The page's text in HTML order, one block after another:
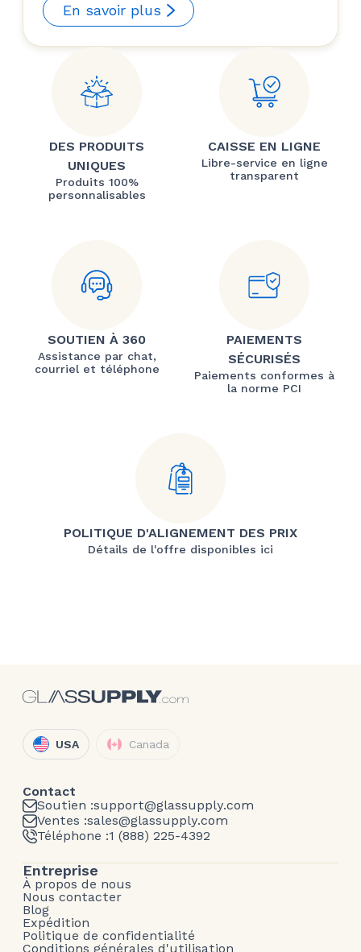
En savoir plus
DES PRODUITS
UNIQUES
Produits 100%
personnalisables
CAISSE EN LIGNE
Libre-service en ligne
transparent
SOUTIEN À 360
Assistance par chat,
courriel et téléphone
PAIEMENTS
SÉCURISÉS
Paiements conformes à
la norme PCI
POLITIQUE D'ALIGNEMENT DES PRIX
Détails de l'offre disponibles ici
USA Canada
Contact
Soutien :support@glassupply.com
Ventes :sales@glassupply.com
Téléphone :1 (888) 225-4392
Entreprise
À propos de nous
Nous contacter
Blog
Expédition
Politique de confidentialité
Conditions générales d'utilisation